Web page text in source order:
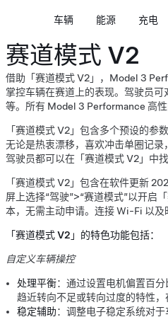
车辆 能源 充电
赛道模式 V2
借助「赛道模式 V2」，Model 3
掌控车辆在赛道上的表现。驾驶员
等。所有 Model 3 Performance 高
「赛道模式 V2」包含多个预设的参
无论是热衷漂移，喜欢冲击单圈记
驾驶员都可以在「赛道模式 V2」中找
「赛道模式 V2」包含在软件更新
屏上选择“驾驶”>“赛道模式”以开启
本，无需主动申请。连接 Wi-Fi 以及
「赛道模式 V2」的特色功能包括：
自定义车辆操控
处理平衡：通过设置电机偏置百
趋近转向不足或转向过度的特性，
稳定辅助：调整电子稳定系统对